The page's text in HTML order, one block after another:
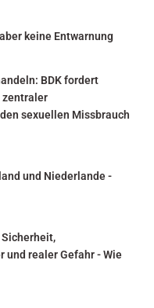
keine Entwarnung
BDK fordert
zentraler
sexuellen Missbrauch
und Niederlande -
und realer Gefahr - Wie